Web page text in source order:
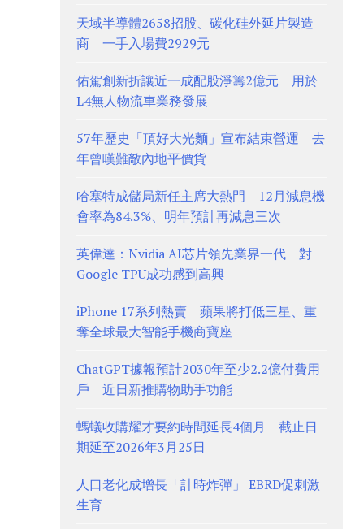
天域半導體2658招股、碳化硅外延片製造
商 一手入場費2929元
佑駕創新折讓近一成配股淨籌2億元 用於
L4無人物流車業務發展
57年歷史「頂好大光麵」宣布結束營運 去
年曾嘆難敵內地平價貨
哈塞特成儲局新任主席大熱門 12月減息機
會率為84.3%、明年預計再減息三次
英偉達：Nvidia AI芯片領先業界一代 對
Google TPU成功感到高興
iPhone 17系列熱賣 蘋果將打低三星、重
奪全球最大智能手機商寶座
ChatGPT據報預計2030年至少2.2億付費用
戶 近日新推購物助手功能
螞蟻收購耀才要約時間延長4個月 截止日
期延至2026年3月25日
人口老化成增長「計時炸彈」 EBRD促刺激
生育